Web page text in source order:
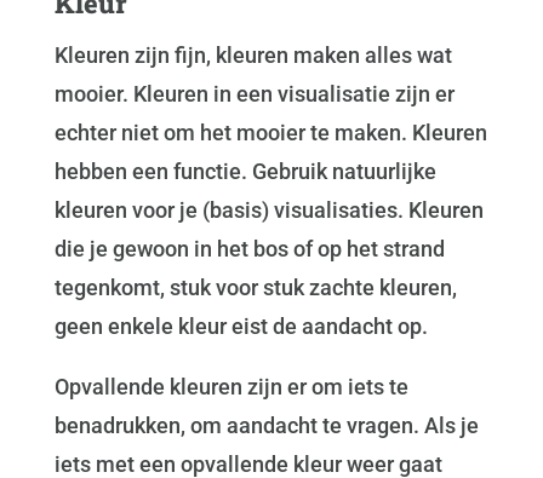
Kleuren zijn fijn, kleuren maken alles wat
mooier. Kleuren in een visualisatie zijn er
echter niet om het mooier te maken. Kleuren
hebben een functie. Gebruik natuurlijke
kleuren voor je (basis) visualisaties. Kleuren
die je gewoon in het bos of op het strand
tegenkomt, stuk voor stuk zachte kleuren,
geen enkele kleur eist de aandacht op.
Opvallende kleuren zijn er om iets te
benadrukken, om aandacht te vragen. Als je
iets met een opvallende kleur weer gaat